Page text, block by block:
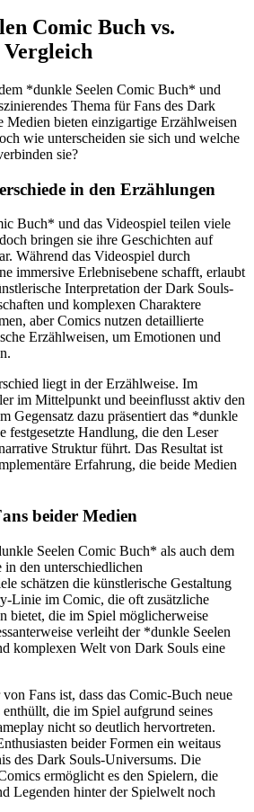
Comic Buch vs.
*dunkle Seelen Comic Buch* und
Thema für Fans des Dark
Medien bieten einzigartige Erzählweisen
wie unterscheiden sie sich und welche
sie?
in den Erzählungen
Buch* und das Videospiel teilen viele
bringen sie ihre Geschichten auf
Während das Videospiel durch
immersive Erlebnisebene schafft, erlaubt
Interpretation der Dark Souls-
und komplexen Charaktere
aber Comics nutzen detaillierte
Erzählweisen, um Emotionen und
liegt in der Erzählweise. Im
im Mittelpunkt und beeinflusst aktiv den
Gegensatz dazu präsentiert das *dunkle
festgesetzte Handlung, die den Leser
Struktur führt. Das Resultat ist
Erfahrung, die beide Medien
beider Medien
Seelen Comic Buch* als auch dem
den unterschiedlichen
schätzen die künstlerische Gestaltung
Linie im Comic, die oft zusätzliche
bietet, die im Spiel möglicherweise
verleiht der *dunkle Seelen
komplexen Welt von Dark Souls eine
Fans ist, dass das Comic-Buch neue
die im Spiel aufgrund seines
nicht so deutlich hervortreten.
beider Formen ein weitaus
des Dark Souls-Universums. Die
ermöglicht es den Spielern, die
Legenden hinter der Spielwelt noch